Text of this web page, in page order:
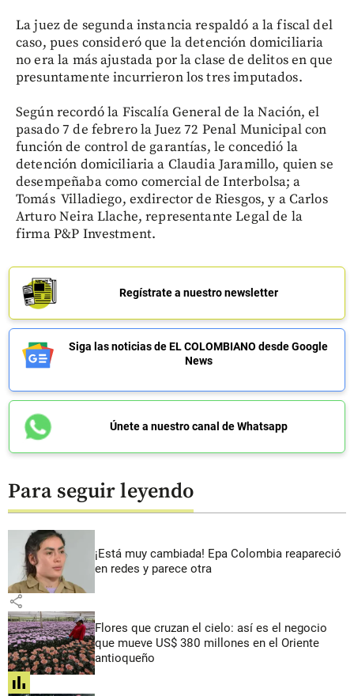
La juez de segunda instancia respaldó a la fiscal del
caso, pues consideró que la detención domiciliaria
no era la más ajustada por la clase de delitos en que
presuntamente incurrieron los tres imputados.
Según recordó la Fiscalía General de la Nación, el
pasado 7 de febrero la Juez 72 Penal Municipal con
función de control de garantías, le concedió la
detención domiciliaria a Claudia Jaramillo, quien se
desempeñaba como comercial de Interbolsa; a
Tomás Villadiego, exdirector de Riesgos, y a Carlos
Arturo Neira Llache, representante Legal de la
firma P&P Investment.
Regístrate a nuestro newsletter
Siga las noticias de EL COLOMBIANO desde Google
News
Únete a nuestro canal de Whatsapp
Para seguir leyendo
¡Está muy cambiada! Epa Colombia reapareció
en redes y parece otra
share
Flores que cruzan el cielo: así es el negocio
que mueve US$ 380 millones en el Oriente
antioqueño
share